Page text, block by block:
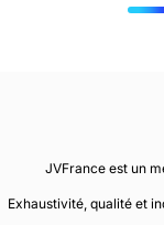
JVFrance est un
Exhaustivité, qualité et